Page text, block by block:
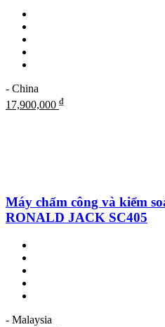
- China
17,900,000 ₫
Máy chấm công và kiểm
RONALD JACK SC405
- Malaysia